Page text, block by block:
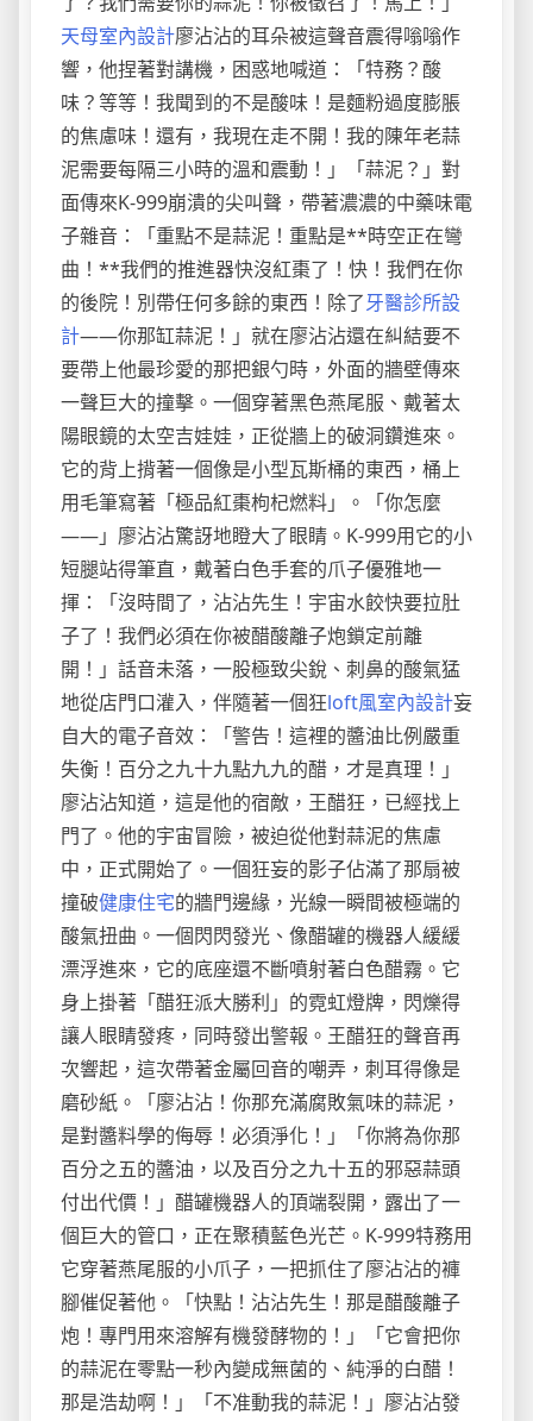
天母室內設計廖沾沾的耳朵被這聲音震得嗡嗡作
響，他捏著對講機，困惑地喊道：「特務？酸
味？等等！我聞到的不是酸味！是麵粉過度膨脹
的焦慮味！還有，我現在走不開！我的陳年老蒜
泥需要每隔三小時的溫和震動！」「蒜泥？」對
面傳來K-999崩潰的尖叫聲，帶著濃濃的中藥味電
子雜音：「重點不是蒜泥！重點是**時空正在彎
曲！**我們的推進器快沒紅棗了！快！我們在你
的後院！別帶任何多餘的東西！除了牙醫診所設
計——你那缸蒜泥！」就在廖沾沾還在糾結要不
要帶上他最珍愛的那把銀勺時，外面的牆壁傳來
一聲巨大的撞擊。一個穿著黑色燕尾服、戴著太
陽眼鏡的太空吉娃娃，正從牆上的破洞鑽進來。
它的背上揹著一個像是小型瓦斯桶的東西，桶上
用毛筆寫著「極品紅棗枸杞燃料」。「你怎麼
——」廖沾沾驚訝地瞪大了眼睛。K-999用它的小
短腿站得筆直，戴著白色手套的爪子優雅地一
揮：「沒時間了，沾沾先生！宇宙水餃快要拉肚
子了！我們必須在你被醋酸離子炮鎖定前離
開！」話音未落，一股極致尖銳、刺鼻的酸氣猛
地從店門口灌入，伴隨著一個狂loft風室內設計妄
自大的電子音效：「警告！這裡的醬油比例嚴重
失衡！百分之九十九點九九的醋，才是真理！」
廖沾沾知道，這是他的宿敵，王醋狂，已經找上
門了。他的宇宙冒險，被迫從他對蒜泥的焦慮
中，正式開始了。一個狂妄的影子佔滿了那扇被
撞破健康住宅的牆門邊緣，光線一瞬間被極端的
酸氣扭曲。一個閃閃發光、像醋罐的機器人緩緩
漂浮進來，它的底座還不斷噴射著白色醋霧。它
身上掛著「醋狂派大勝利」的霓虹燈牌，閃爍得
讓人眼睛發疼，同時發出警報。王醋狂的聲音再
次響起，這次帶著金屬回音的嘲弄，刺耳得像是
磨砂紙。「廖沾沾！你那充滿腐敗氣味的蒜泥，
是對醬料學的侮辱！必須淨化！」「你將為你那
百分之五的醬油，以及百分之九十五的邪惡蒜頭
付出代價！」醋罐機器人的頂端裂開，露出了一
個巨大的管口，正在聚積藍色光芒。K-999特務用
它穿著燕尾服的小爪子，一把抓住了廖沾沾的褲
腳催促著他。「快點！沾沾先生！那是醋酸離子
炮！專門用來溶解有機發酵物的！」「它會把你
的蒜泥在零點一秒內變成無菌的、純淨的白醋！
那是浩劫啊！」「不准動我的蒜泥！」廖沾沾發